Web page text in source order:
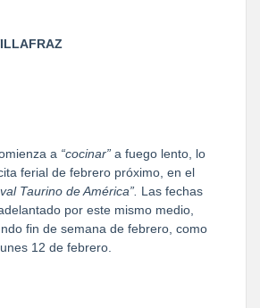
a “cocinar” a fuego lento, lo
ferial de febrero próximo, en el
Taurino de América”. Las fechas
por este mismo medio,
fin de semana de febrero, como
12 de febrero.